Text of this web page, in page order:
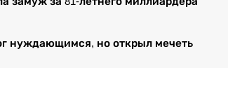
нуждающимся, но открыл мечеть